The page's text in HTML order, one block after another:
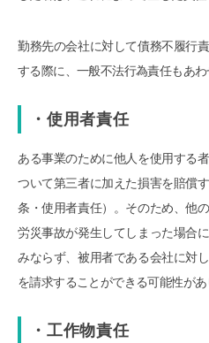
勤務先の会社に対して債務不履行
する際に、一般不法行為責任もあわ
・使用者責任
ある事業のために他人を使用する
ついて第三者に加えた損害を賠償
条・使用者責任）。そのため、他
労災事故が発生してしまった場合
みならず、被用者である会社に対
を請求することができる可能性があ
・工作物責任